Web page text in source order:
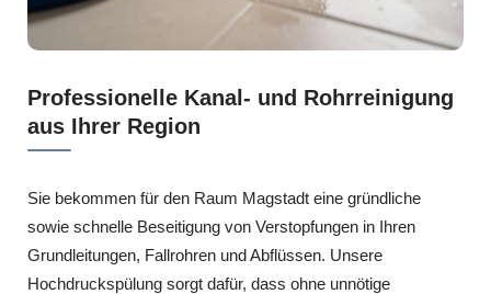
Professionelle Kanal- und Rohrreinigung
aus Ihrer Region
Sie bekommen für den Raum Magstadt eine gründliche
sowie schnelle Beseitigung von Verstopfungen in Ihren
Grundleitungen, Fallrohren und Abflüssen. Unsere
Hochdruckspülung sorgt dafür, dass ohne unnötige